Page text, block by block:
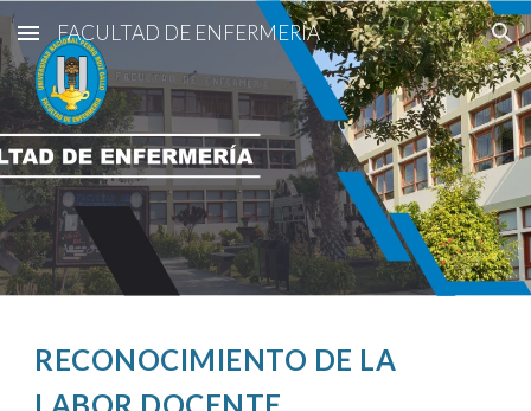
Skip to main content Skip to navigation
FACULTAD DE ENFERMERÍA
RECONOCIMIENTO DE LA